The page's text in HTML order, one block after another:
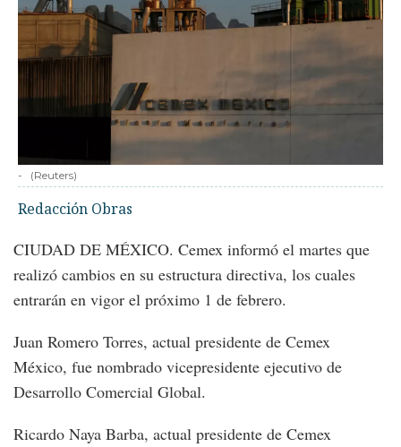
- (Reuters)
Redacción Obras
CIUDAD DE MÉXICO. Cemex informó el martes que
realizó cambios en su estructura directiva, los cuales
entrarán en vigor el próximo 1 de febrero.
Juan Romero Torres, actual presidente de Cemex
México, fue nombrado vicepresidente ejecutivo de
Desarrollo Comercial Global.
Ricardo Naya Barba, actual presidente de Cemex